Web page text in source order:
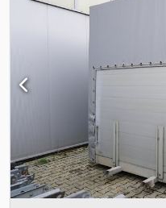
Gesamtgewicht 16.000 kg
kg Innenmaße: Länge 771
Kapazität: 19 EPAL-
ist sehr gut. Csdpfx Aajzmv
verfügbar.